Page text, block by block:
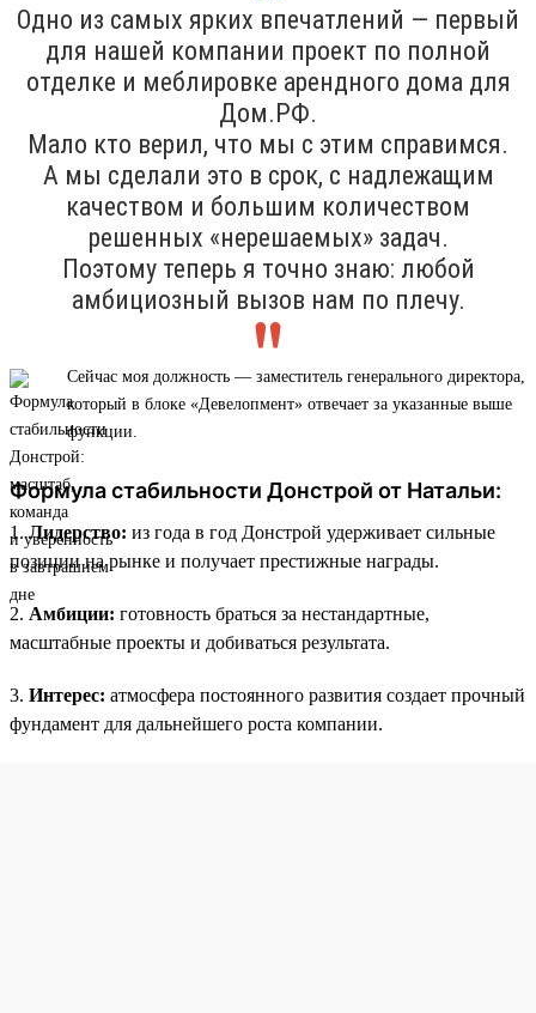
Одно из самых ярких впечатлений — первый
для нашей компании проект по полной
отделке и меблировке арендного дома для
Дом.РФ.
Мало кто верил, что мы с этим справимся.
А мы сделали это в срок, с надлежащим
качеством и большим количеством
решенных «нерешаемых» задач.
Поэтому теперь я точно знаю: любой
амбициозный вызов нам по плечу.
Сейчас моя должность — заместитель генерального директора,
который в блоке «Девелопмент» отвечает за указанные выше
функции.
Формула стабильности Донстрой от Натальи:
1.Лидерство: из года в год Донстрой удерживает сильные
позиции на рынке и получает престижные награды.
2. Амбиции: готовность браться за нестандартные,
масштабные проекты и добиваться результата.
3. Интерес: атмосфера постоянного развития создает прочный
фундамент для дальнейшего роста компании.